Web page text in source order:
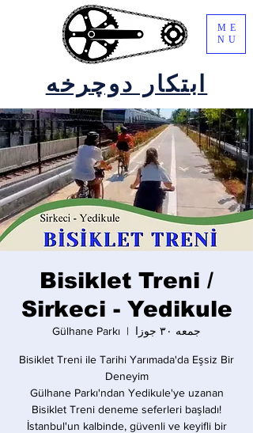
ابتکار دوچرخه
ME
NU
Bisiklet Treni /
Sirkeci - Yedikule
جمعه ۳۰ جوزا
  |
Gülhane Parkı
Bisiklet Treni ile Tarihi Yarımada'da Eşsiz Bir
Gülhane Parkı'ndan Yedikule'ye uzanan
Bisiklet Treni deneme seferleri başladı!
İstanbul'un kalbinde, güvenli ve keyifli bir